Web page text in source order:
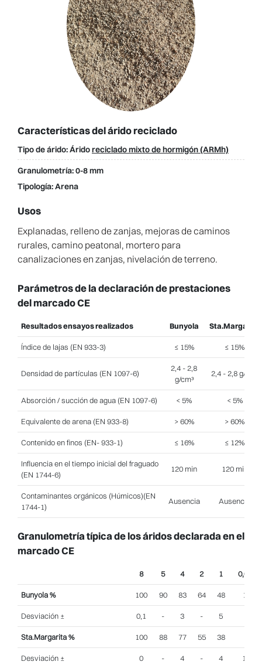
Características del árido reciclado
Tipo de árido:Áridoreciclado mixto de hormigón (ARMh)
Granulometría:0-8 mm
Tipología:Arena
Usos
Explanadas, relleno de zanjas, mejoras de caminos
rurales, camino peatonal, mortero para
canalizaciones en zanjas, nivelación de terreno.
Parámetros de la declaración de prestaciones
del marcado CE
Resultados ensayos realizados Bunyola Sta.Margarita
Índice de lajas (EN 933-3) ≤ 15% ≤ 15%
Densidad de partículas (EN 1097-6)
2,4 - 2,8
g/cm³
2,4 - 2,8 g/cm³
Absorción / succión de agua (EN 1097-6) < 5% < 5%
Equivalente de arena (EN 933-8) > 60% > 60%
Contenido en finos (EN- 933-1) ≤ 16% ≤ 12%
Influencia en el tiempo inicial del fraguado
(EN 1744-6)
120 min 120 min
Contaminantes orgánicos (Húmicos)(EN
1744-1)
Ausencia Ausencia
Granulometría típica de los áridos declarada en el
marcado CE
8 5 4 2 1 0,063
Bunyola % 100 90 83 64 48 12
Desviación ± 0,1 - 3 - 5
Sta.Margarita % 100 88 77 55 38
Desviación ± 0 - 4 - 4 1.4